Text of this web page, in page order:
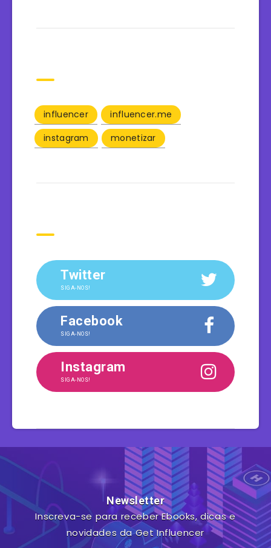
influencer
influencer.me
instagram
monetizar
Twitter
SIGA-NOS!
Facebook
SIGA-NOS!
Instagram
SIGA-NOS!
Newsletter
Inscreva-se para receber Ebooks, dicas e
novidades da Get Influencer